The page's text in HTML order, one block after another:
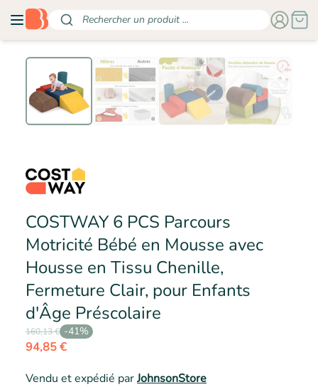
Rechercher un produit ...
COSTWAY 6 PCS Parcours
Motricité Bébé en Mousse avec
Housse en Tissu Chenille,
Fermeture Clair, pour Enfants
d'Âge Préscolaire
160,13 € -41%
94,85 €
Vendu et expédié parJohnsonStore